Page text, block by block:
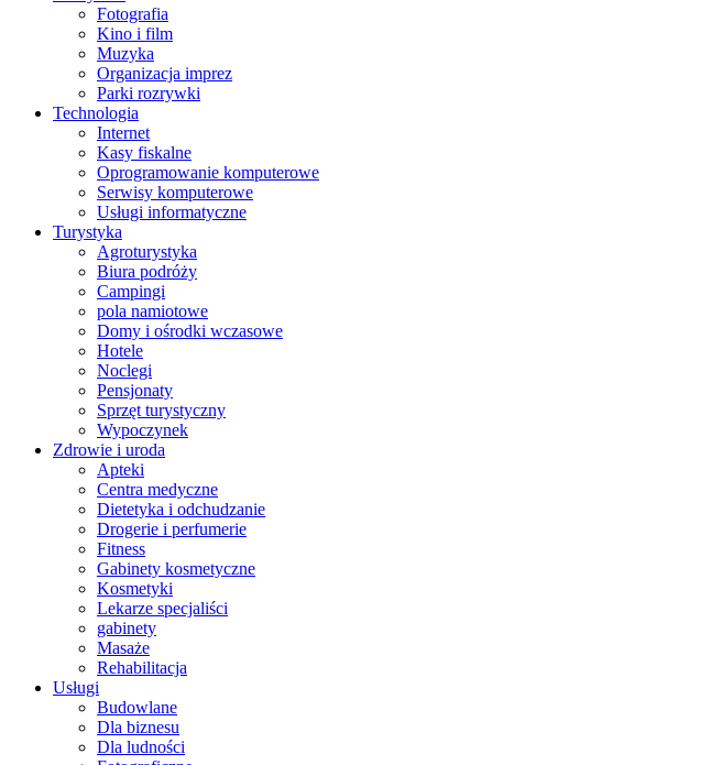
Fotografia
Kino i film
Muzyka
Organizacja imprez
Parki rozrywki
Technologia
Internet
Kasy fiskalne
Oprogramowanie komputerowe
Serwisy komputerowe
Usługi informatyczne
Turystyka
Agroturystyka
Biura podróży
Campingi
pola namiotowe
Domy i ośrodki wczasowe
Hotele
Noclegi
Pensjonaty
Sprzęt turystyczny
Wypoczynek
Zdrowie i uroda
Apteki
Centra medyczne
Dietetyka i odchudzanie
Drogerie i perfumerie
Fitness
Gabinety kosmetyczne
Kosmetyki
Lekarze specjaliści
gabinety
Masaże
Rehabilitacja
Usługi
Budowlane
Dla biznesu
Dla ludności